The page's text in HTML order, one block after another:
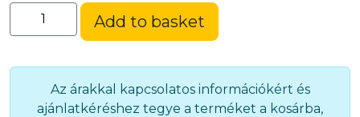
Cipő
dezodor
illatosító
(MODEO)
Add to basket
Az árakkal kapcsolatos információkért és
ajánlatkéréshez tegye a terméket a kosárba,